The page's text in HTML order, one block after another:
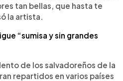
tan bellas, que hasta te
la artista.
“sumisa y sin grandes
de los salvadoreños de la
repartidos en varios países